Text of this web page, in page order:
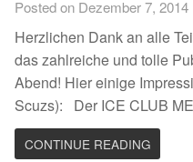
Posted on Dezember 7, 2014
Herzlichen Dank an alle
das zahlreiche und tolle
Abend! Hier einige
Scuzs): Der ICE CLUB
CONTINUE READING